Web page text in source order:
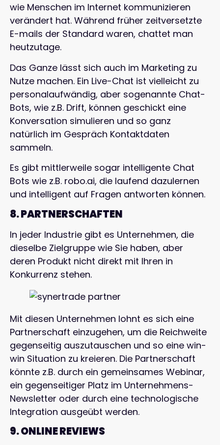
wie Menschen im Internet kommunizieren
verändert hat. Während früher zeitversetzte
E-mails der Standard waren, chattet man
heutzutage.
Das Ganze lässt sich auch im Marketing zu
Nutze machen. Ein Live-Chat ist vielleicht zu
personalaufwändig, aber sogenannte Chat-
Bots, wie z.B. Drift, können geschickt eine
Konversation simulieren und so ganz
natürlich im Gespräch Kontaktdaten
sammeln.
Es gibt mittlerweile sogar intelligente Chat
Bots wie z.B. robo.ai, die laufend dazulernen
und intelligent auf Fragen antworten können.
8. PARTNERSCHAFTEN
In jeder Industrie gibt es Unternehmen, die
dieselbe Zielgruppe wie Sie haben, aber
deren Produkt nicht direkt mit Ihren in
Konkurrenz stehen.
Mit diesen Unternehmen lohnt es sich eine
Partnerschaft einzugehen, um die Reichweite
gegenseitig auszutauschen und so eine win-
win Situation zu kreieren. Die Partnerschaft
könnte z.B. durch ein gemeinsames Webinar,
ein gegenseitiger Platz im Unternehmens-
Newsletter oder durch eine technologische
Integration ausgeübt werden.
9. ONLINE REVIEWS